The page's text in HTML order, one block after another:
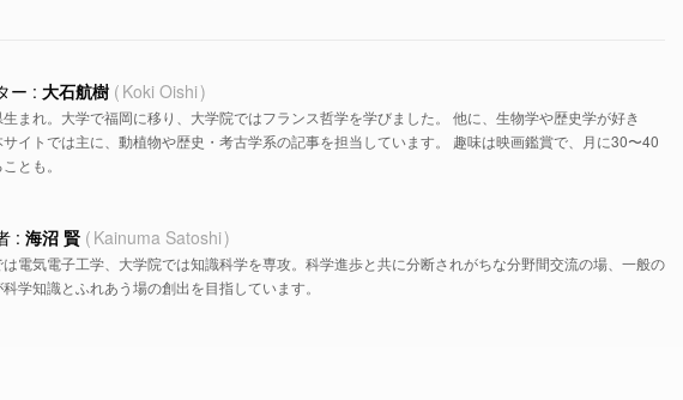
大石航樹 Koki Oishi
まれ。大学で福岡に移り、大学院ではフランス哲学を学びました。 他に、生物学や歴史学が好き
イトでは主に、動植物や歴史・考古学系の記事を担当しています。 趣味は映画鑑賞で、月に30〜40
とも。
海沼 賢 Kainuma Satoshi
は電気電子工学、大学院では知識科学を専攻。科学進歩と共に分断されがちな分野間交流の場、一般の
科学知識とふれあう場の創出を目指しています。